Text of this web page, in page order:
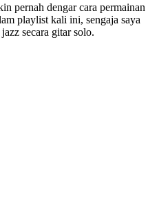
pernah dengar cara permainan
playlist kali ini, sengaja saya
secara gitar solo.